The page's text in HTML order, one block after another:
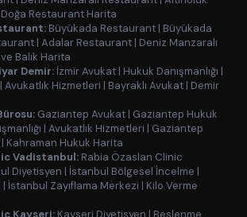
Doğa Restaurant Harita
Büyükada Restaurant | Büyükada
| Adalar Restaurant | Deniz Manzaralı
Balık Harita
Demir: İzmir Avukat | Hukuk Danışmanlığı |
| Avukatlık Hizmetleri | Bayraklı Avukat | Demir
Gaziantep Avukat | Gaziantep Hukuk
| Avukatlık Hizmetleri | Gaziantep
| Kahraman Hukuk Harita
Vadistanbul: Rabia Özaslan Clinic
Diyetisyen | İstanbul Bölgesel İncelme |
| İstanbul Zayıflama Merkezi | Kilo Verme
Kayseri: Kayseri Diyetisyen | Beslenme